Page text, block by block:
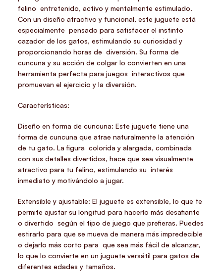
felino entretenido, activo y mentalmente estimulado.
Con un diseño atractivo y funcional, este juguete está
especialmente pensado para satisfacer el instinto
cazador de los gatos, estimulando su curiosidad y
proporcionando horas de diversión. Su forma de
cuncuna y su acción de colgar lo convierten en una
herramienta perfecta para juegos interactivos que
promuevan el ejercicio y la diversión.
Características:
Diseño en forma de cuncuna: Este juguete tiene una
forma de cuncuna que atrae naturalmente la atención
de tu gato. La figura colorida y alargada, combinada
con sus detalles divertidos, hace que sea visualmente
atractivo para tu felino, estimulando su interés
inmediato y motivándolo a jugar.
Extensible y ajustable: El juguete es extensible, lo que te
permite ajustar su longitud para hacerlo más desafiante
o divertido según el tipo de juego que prefieras. Puedes
estirarlo para que se mueva de manera más impredecible
o dejarlo más corto para que sea más fácil de alcanzar,
lo que lo convierte en un juguete versátil para gatos de
diferentes edades y tamaños.